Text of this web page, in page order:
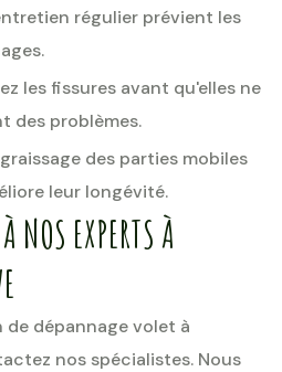
régulier prévient les
les fissures avant qu'elles ne
des problèmes.
des parties mobiles
leur longévité.
NOS EXPERTS À
dépannage volet à
nos spécialistes. Nous